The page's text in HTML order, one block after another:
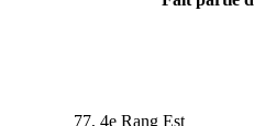
77, 4e Rang Est